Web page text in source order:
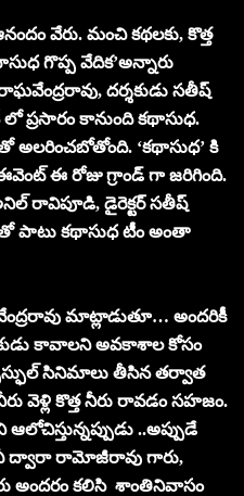
వేరు. మంచి కథలకు, కొత్త
గొప్ప వేదిక’అన్నారు
దర్శకుడు సతీష్
ప్రసారం కానుంది కథాసుధ.
అలరించబోతోంది. ‘కథాసుధ’ కి
ఈ రోజు గ్రాండ్ గా జరిగింది.
రావిపూడి, డైరెక్టర్ సతీష్
తో పాటు కథాసుధ టీం అంతా
మాట్లాడుతూ… అందరికీ
కావాలని అవకాశాల కోసం
సినిమాలు తీసిన తర్వాత
వెళ్లి కొత్త నీరు రావడం సహజం.
..అప్పుడే
ద్వారా రామోజీరావు గారు,
అందరం కలిసి శాంతినివాసం